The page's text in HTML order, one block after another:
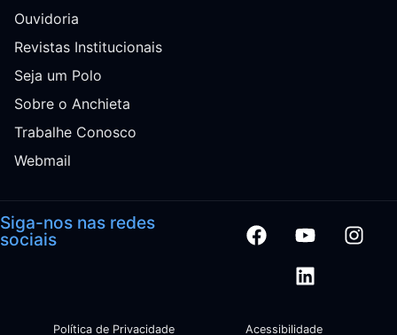
Ouvidoria
Revistas Institucionais
Seja um Polo
Sobre o Anchieta
Trabalhe Conosco
Webmail
Siga-nos nas redes
sociais
Política de Privacidade Acessibilidade